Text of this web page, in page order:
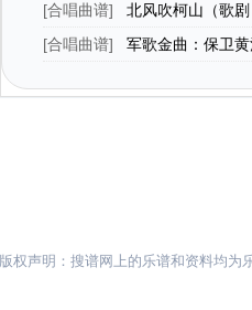
[合唱曲谱]
北风吹柯山（歌
曲）
[合唱曲谱] 军歌金曲：保卫
版权声明：搜谱网上的乐谱和资料均为